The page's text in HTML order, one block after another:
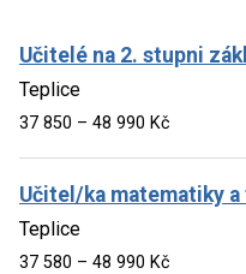
Učitelé na 2. stupni
Teplice
37 850 – 48 990 Kč
Učitel/ka matematiky
Teplice
37 580 – 48 990 Kč